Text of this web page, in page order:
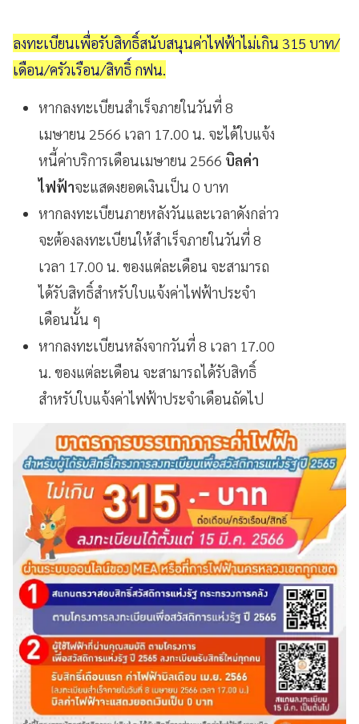
ลงทะเบียนเพื่อรับสิทธิ์สนับสนุนค่าไฟฟ้าไม่เกิน 315 บาท/
เดือน/ครัวเรือน/สิทธิ์ กฟน.
หากลงทะเบียนสำเร็จภายในวันที่ 8
เมษายน 2566 เวลา 17.00 น. จะได้ใบแจ้ง
หนี้ค่าบริการเดือนเมษายน 2566 บิลค่า
ไฟฟ้าจะแสดงยอดเงินเป็น 0 บาท
หากลงทะเบียนภายหลังวันและเวลาดังกล่าว
จะต้องลงทะเบียนให้สำเร็จภายในวันที่ 8
เวลา 17.00 น. ของแต่ละเดือน จะสามารถ
ได้รับสิทธิ์สำหรับใบแจ้งค่าไฟฟ้าประจำ
เดือนนั้น ๆ
หากลงทะเบียนหลังจากวันที่ 8 เวลา 17.00
น. ของแต่ละเดือน จะสามารถได้รับสิทธิ์
สำหรับใบแจ้งค่าไฟฟ้าประจำเดือนถัดไป